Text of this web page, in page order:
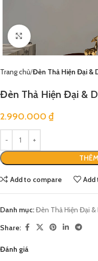
Click to enlarge
Trang chủ Đèn Thả Hiện Đại &
Đèn Thả Hiện Đại &
2.990.000 ₫
Add to compare Add
Danh mục:Đèn Thả Hiện Đại &
Share:
Đánh giá